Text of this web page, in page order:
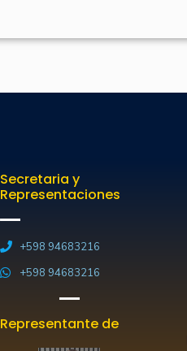
Secretaria y
Representaciones
+598 94683216
+598 94683216
Representante de